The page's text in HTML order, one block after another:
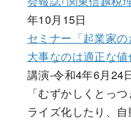
年10月15日
セミナー「起業家
大事なのは適正な値
講演-令和4年6月24
「むずかしくとっ
ライズ化したり、